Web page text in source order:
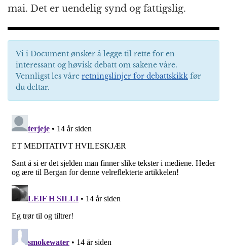
mai. Det er uendelig synd og fattigslig.
Vi i Document ønsker å legge til rette for en
interessant og høvisk debatt om sakene våre.
Vennligst les våre retningslinjer for debattskikk før
du deltar.